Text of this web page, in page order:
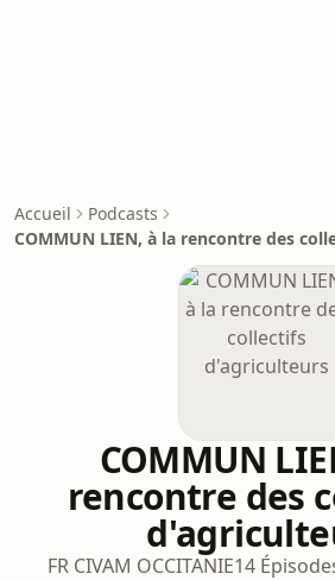
Accueil
Podcasts
COMMUN LIEN, à la rencontre des
COMMUN
rencontre des
FR CIVAM OCCITANIE14